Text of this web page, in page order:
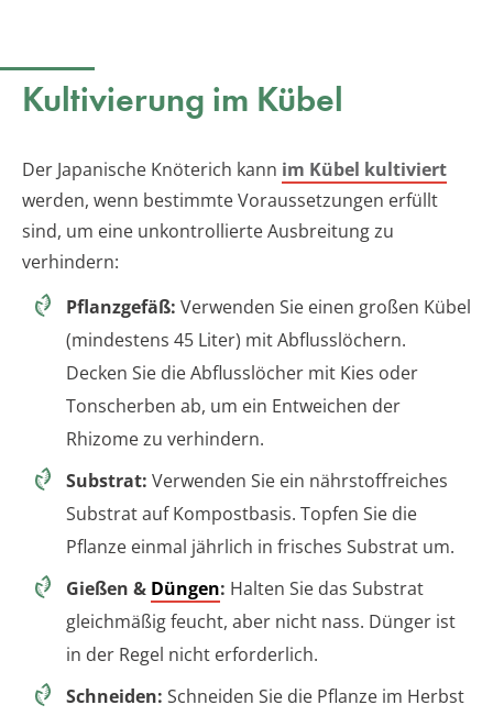
Kultivierung im Kübel
Der Japanische Knöterich kann im Kübel kultiviert
werden, wenn bestimmte Voraussetzungen erfüllt
sind, um eine unkontrollierte Ausbreitung zu
verhindern:
Pflanzgefäß: Verwenden Sie einen großen Kübel
(mindestens 45 Liter) mit Abflusslöchern.
Decken Sie die Abflusslöcher mit Kies oder
Tonscherben ab, um ein Entweichen der
Rhizome zu verhindern.
Substrat: Verwenden Sie ein nährstoffreiches
Substrat auf Kompostbasis. Topfen Sie die
Pflanze einmal jährlich in frisches Substrat um.
Gießen & Düngen: Halten Sie das Substrat
gleichmäßig feucht, aber nicht nass. Dünger ist
in der Regel nicht erforderlich.
Schneiden: Schneiden Sie die Pflanze im Herbst